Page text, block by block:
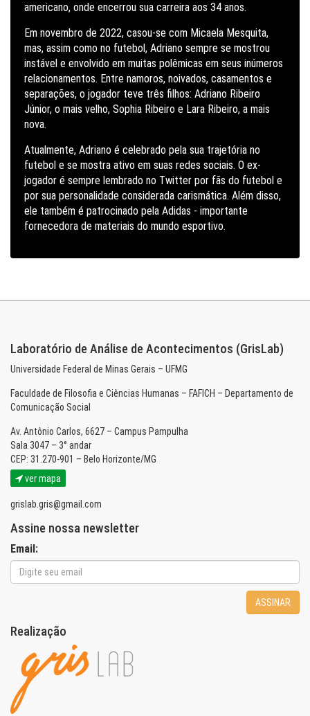
americano, onde encerrou sua carreira aos 34 anos.
Em novembro de 2022, casou-se com Micaela Mesquita,
mas, assim como no futebol, Adriano sempre se mostrou
instável e envolvido em muitas polêmicas em seus inúmeros
relacionamentos. Entre namoros, noivados, casamentos e
separações, o jogador teve três filhos: Adriano Ribeiro
Júnior, o mais velho, Sophia Ribeiro e Lara Ribeiro, a mais
nova.
Atualmente, Adriano é celebrado pela sua trajetória no
futebol e se mostra ativo em suas redes sociais. O ex-
jogador é sempre lembrado no Twitter por fãs do futebol e
por sua personalidade considerada carismática. Além disso,
ele também é patrocinado pela Adidas - importante
fornecedora de materiais do mundo esportivo.
Laboratório de Análise de Acontecimentos (GrisLab)
Universidade Federal de Minas Gerais – UFMG
Faculdade de Filosofia e Ciências Humanas – FAFICH – Departamento de
Comunicação Social
Av. Antônio Carlos, 6627 – Campus Pampulha
Sala 3047 – 3° andar
CEP: 31.270-901 – Belo Horizonte/MG
ver mapa
grislab.gris@gmail.com
Assine nossa newsletter
Email:
ASSINAR
Realização